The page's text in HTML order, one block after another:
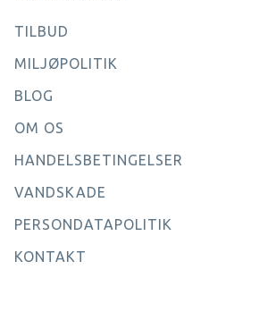
TILBUD
MILJØPOLITIK
BLOG
OM OS
HANDELSBETINGELSER
VANDSKADE
PERSONDATAPOLITIK
KONTAKT